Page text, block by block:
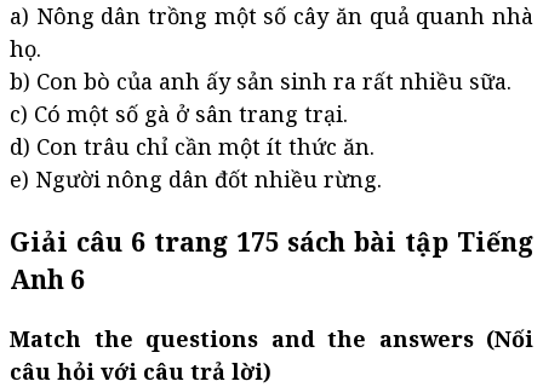
a) Nông dân trồng một số cây ăn quả quanh nhà
họ.
b) Con bò của anh ấy sản sinh ra rất nhiều sữa.
c) Có một số gà ở sân trang trại.
d) Con trâu chỉ cần một ít thức ăn.
e) Người nông dân đốt nhiều rừng.
Giải câu 6 trang 175 sách bài tập Tiếng
Anh 6
Match the questions and the answers (Nối
câu hỏi với câu trả lời)